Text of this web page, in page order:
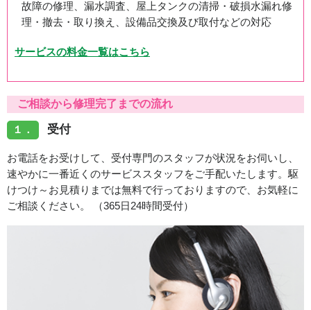
故障の修理、漏水調査、屋上タンクの清掃・破損水漏れ修
理・撤去・取り換え、設備品交換及び取付などの対応
サービスの料金一覧はこちら
ご相談から修理完了までの流れ
１． 受付
お電話をお受けして、受付専門のスタッフが状況をお伺いし、
速やかに一番近くのサービススタッフをご手配いたします。駆
けつけ～お見積りまでは無料で行っておりますので、お気軽に
ご相談ください。 （365日24時間受付）